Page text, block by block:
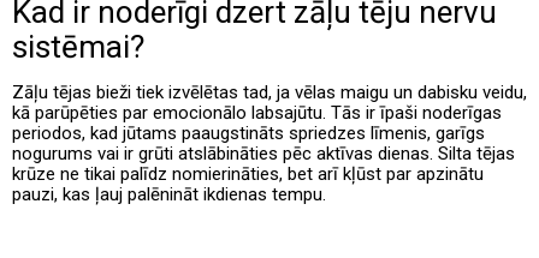
Kad ir noderīgi dzert zāļu tēju nervu
sistēmai?
Zāļu tējas bieži tiek izvēlētas tad, ja vēlas maigu un dabisku veidu,
kā parūpēties par emocionālo labsajūtu. Tās ir īpaši noderīgas
periodos, kad jūtams paaugstināts spriedzes līmenis, garīgs
nogurums vai ir grūti atslābināties pēc aktīvas dienas. Silta tējas
krūze ne tikai palīdz nomierināties, bet arī kļūst par apzinātu
pauzi, kas ļauj palēnināt ikdienas tempu.